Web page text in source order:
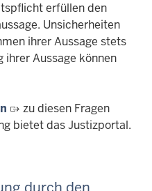
erfüllen den
Unsicherheiten
ihrer Aussage stets
Aussage können
zu diesen Fragen
bietet das Justizportal.